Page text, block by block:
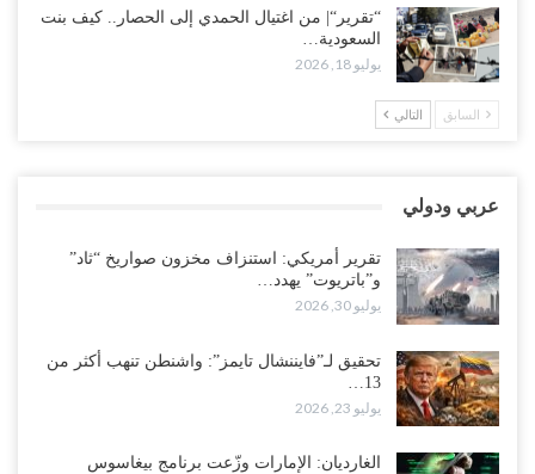
أغسطس 2, 2026
“حضرموت“| تغييرات سعودية بصفوف قيادة “درع الوطن” المتمركز
بالعبر.. هل بدأت الرياض إعادة هيكلة فصائلها بعد…
أغسطس 2, 2026
أغسطس 2, 2026
“تعز“| غضب شعبي يشلّ الخط الساحلي المخا- عدن.. هل بدأت المناطق
الاستراتيجية بالانفجار من الداخل..!
أغسطس 2, 2026
“حضرموت“| الانتقالي يناقش تشكيل لجان أهلية بأهم مناطق النفط..
وتلميحات إماراتية إلى انتقال التصعيد نحو الخيار العسكري..!
“تقرير“| من اغتيال الحمدي إلى الحصار.. كيف بنت
السعودية…
يوليو 18, 2026
السابق التالي
عربي ودولي
تقرير أمريكي: استنزاف مخزون صواريخ “ثاد”
و”باتريوت” يهدد…
يوليو 30, 2026
تحقيق لـ”فايننشال تايمز”: واشنطن تنهب أكثر من
13…
يوليو 23, 2026
الغارديان: الإمارات وزّعت برنامج بيغاسوس